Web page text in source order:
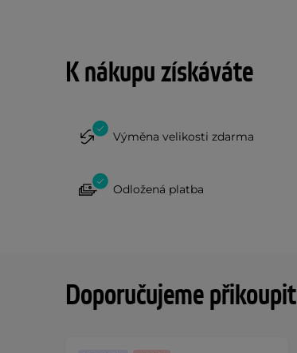
K nákupu získáváte
Výměna velikosti zdarma
Odložená platba
Doporučujeme přikoupit